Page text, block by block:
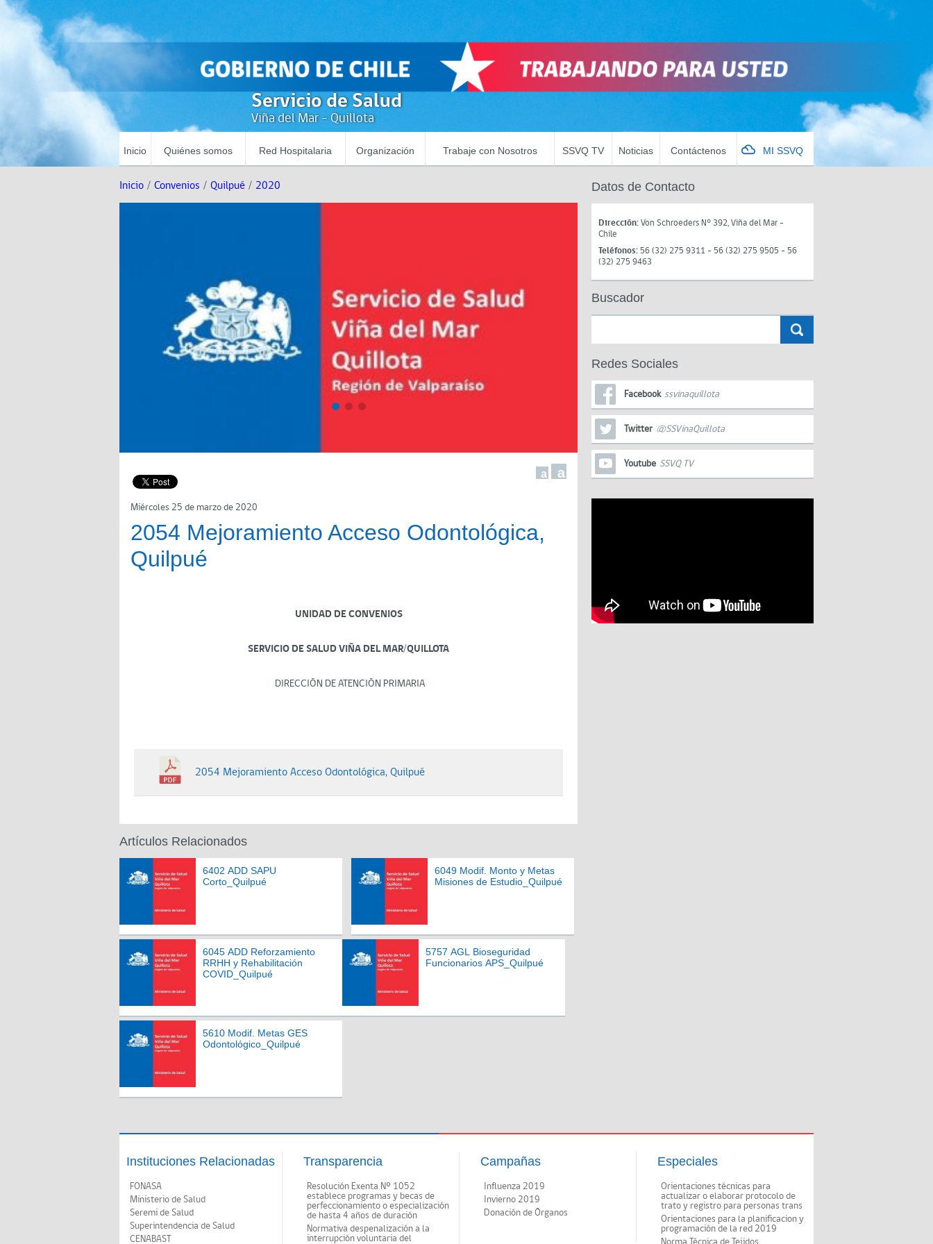
Servicio de Salud
Viña del Mar - Quillota
Inicio Quiénes somos Red Hospitalaria Organización Trabaje con Nosotros SSVQ TV Noticias Contáctenos MI SSVQ
Inicio / Convenios / Quilpué / 2020
a a
Miércoles 25 de marzo de 2020
2054 Mejoramiento Acceso Odontológica,
Quilpué
UNIDAD DE CONVENIOS
SERVICIO DE SALUD VIÑA DEL MAR/QUILLOTA
DIRECCIÓN DE ATENCIÓN PRIMARIA
2054 Mejoramiento Acceso Odontológica, Quilpué
Artículos Relacionados
6402 ADD SAPU
Corto_Quilpué
6049 Modif. Monto y Metas
Misiones de Estudio_Quilpué
6045 ADD Reforzamiento
RRHH y Rehabilitación
COVID_Quilpué
5757 AGL Bioseguridad
Funcionarios APS_Quilpué
5610 Modif. Metas GES
Odontológico_Quilpué
Datos de Contacto
Dirección:Von Schroeders N° 392, Viña del Mar -
Chile
Teléfonos: 56 (32) 275 9311 - 56 (32) 275 9505 - 56
(32) 275 9463
Buscador
Redes Sociales
Facebook ssvinaquillota
Twitter @SSVinaQuillota
Youtube SSVQ TV
Instituciones Relacionadas
FONASA
Ministerio de Salud
Seremi de Salud
Superintendencia de Salud
CENABAST
Transparencia
Resolución Exenta Nº 1052
establece programas y becas de
perfeccionamiento o especialización
de hasta 4 años de duración
Normativa despenalización a la
interrupción voluntaria del
Campañas
Influenza 2019
Invierno 2019
Donación de Órganos
Especiales
Orientaciones técnicas para
actualizar o elaborar protocolo de
trato y registro para personas trans
Orientaciones para la planificacion y
programación de la red 2019